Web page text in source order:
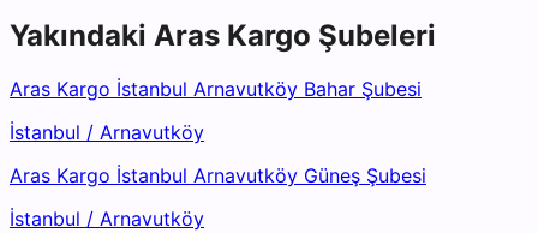
Yakındaki Aras Kargo Şubeleri
Aras Kargo İstanbul Arnavutköy Bahar Şubesi
İstanbul / Arnavutköy
Aras Kargo İstanbul Arnavutköy Güneş Şubesi
İstanbul / Arnavutköy